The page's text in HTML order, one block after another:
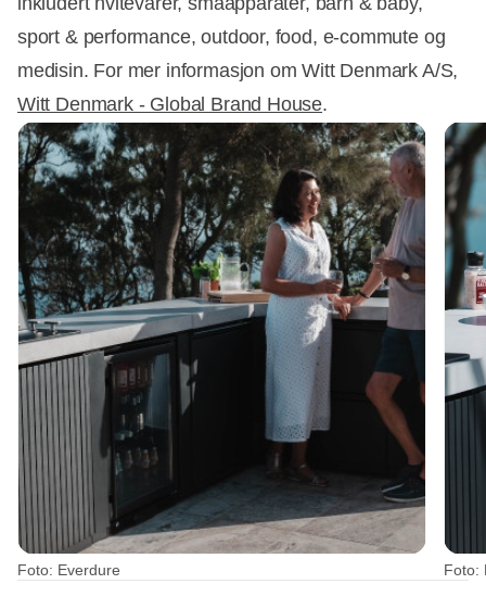
sport & performance, outdoor, food, e-commute og
medisin. For mer informasjon om Witt Denmark A/S,
Witt Denmark - Global Brand House.
Foto: Everdure Foto: